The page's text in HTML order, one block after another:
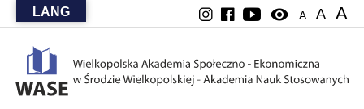
visibility A A A
LANG